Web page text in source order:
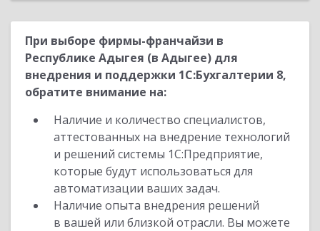
При выборе фирмы-франчайзи в
Республике Адыгея (в Адыгее) для
внедрения и поддержки 1С:Бухгалтерии 8,
обратите внимание на:
Наличие и количество специалистов,
аттестованных на внедрение технологий
и решений системы 1С:Предприятие,
которые будут использоваться для
автоматизации ваших задач.
Наличие опыта внедрения решений
в вашей или близкой отрасли. Вы можете